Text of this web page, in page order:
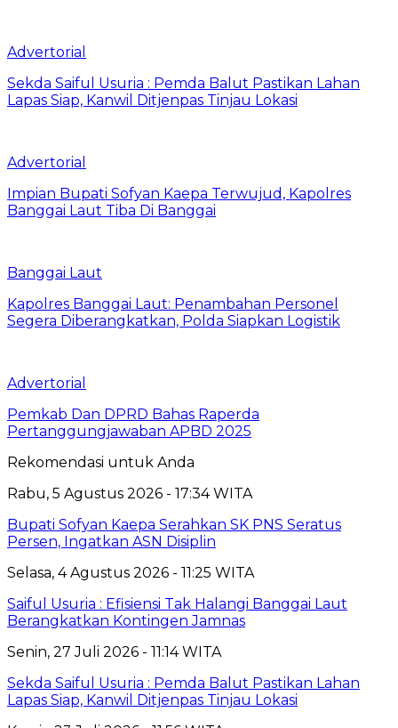
Advertorial
Sekda Saiful Usuria : Pemda Balut Pastikan Lahan
Lapas Siap, Kanwil Ditjenpas Tinjau Lokasi
Advertorial
Impian Bupati Sofyan Kaepa Terwujud, Kapolres
Banggai Laut Tiba Di Banggai
Banggai Laut
Kapolres Banggai Laut: Penambahan Personel
Segera Diberangkatkan, Polda Siapkan Logistik
Advertorial
Pemkab Dan DPRD Bahas Raperda
Pertanggungjawaban APBD 2025
Rekomendasi untuk Anda
Rabu, 5 Agustus 2026 - 17:34 WITA
Bupati Sofyan Kaepa Serahkan SK PNS Seratus
Persen, Ingatkan ASN Disiplin
Selasa, 4 Agustus 2026 - 11:25 WITA
Saiful Usuria : Efisiensi Tak Halangi Banggai Laut
Berangkatkan Kontingen Jamnas
Senin, 27 Juli 2026 - 11:14 WITA
Sekda Saiful Usuria : Pemda Balut Pastikan Lahan
Lapas Siap, Kanwil Ditjenpas Tinjau Lokasi